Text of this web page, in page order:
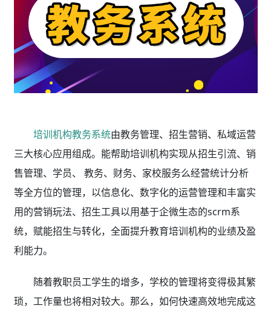
培训机构教务系统由教务管理、招生营销、私域运营
三大核心应用组成。能帮助培训机构实现从招生引流、销
售管理、学员、 教务、财务、家校服务么经营统计分析
等全方位的管理，以信息化、数字化的运营管理和丰富实
用的营销玩法、招生工具以用基于企微生态的scrm系
统，赋能招生与转化，全面提升教育培训机构的业绩及盈
利能力。
随着教职员工学生的增多，学校的管理将变得极其繁
琐，工作量也将相对较大。那么，如何快速高效地完成这